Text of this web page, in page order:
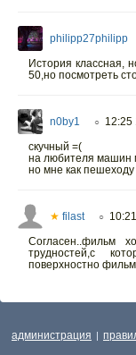
philipp27philipp
История классная,
50,но посмотреть
n0by1 ○ 12:25
скучный =(
на любителя машин
но мне как пешеходу
★ filast ○
Согласен..фильм
трудностей,с
поверхностно
администрация |